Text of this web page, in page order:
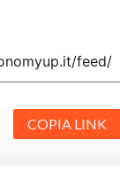
COPIA LINK